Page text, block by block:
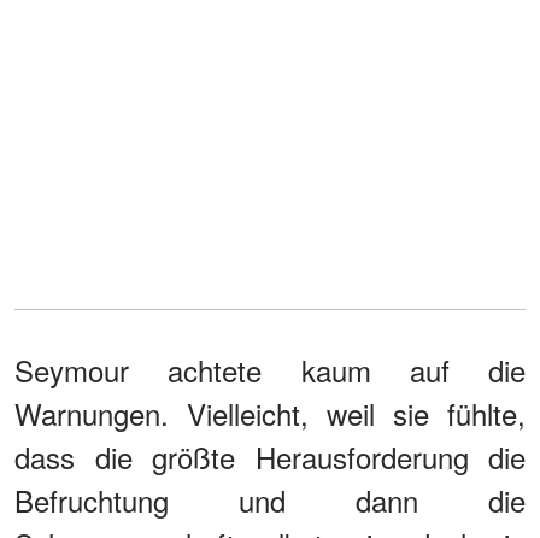
Seymour achtete kaum auf die
Warnungen. Vielleicht, weil sie fühlte,
dass die größte Herausforderung die
Befruchtung und dann die